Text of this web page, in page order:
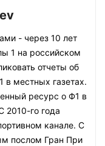
- через 10 лет
1 на российском
отчеты об
в местных газетах.
ресурс о Ф1 в
2010-го года
канале. С
послом Гран При